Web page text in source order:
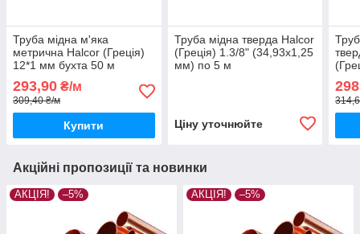
Труба мідна м'яка
метрична Halcor (Греція)
12*1 мм бухта 50 м
293,90 ₴/м
309,40 ₴/м
Купити
Труба мідна тверда Halcor
(Греція) 1.3/8" (34,93х1,25
мм) по 5 м
Ціну уточнюйте
Акційні пропозиції та новинки
АКЦІЯ! –5% АКЦІЯ! –5%